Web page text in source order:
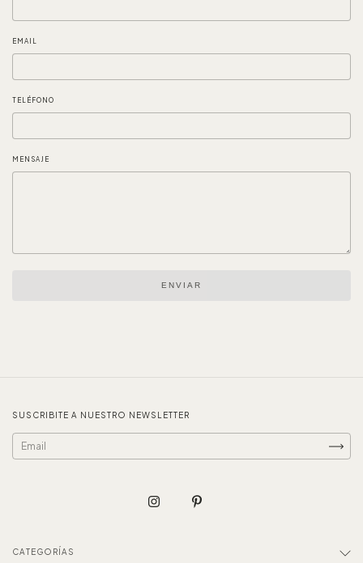
EMAIL
TELÉFONO
MENSAJE
ENVIAR
SUSCRIBITE A NUESTRO NEWSLETTER
CATEGORÍAS